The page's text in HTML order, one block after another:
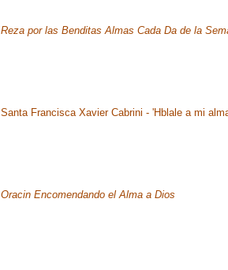
Reza por las Benditas Almas Cada Da de la
Santa Francisca Xavier Cabrini - 'Hblale a mi
Oracin Encomendando el Alma a Dios